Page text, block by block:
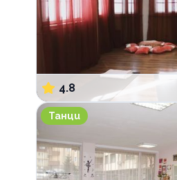
4.8
Прима Денс Студио
Танци